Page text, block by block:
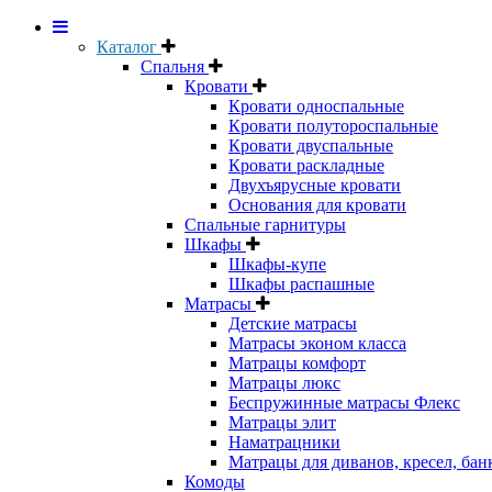
Каталог
Спальня
Кровати
Кровати односпальные
Кровати полутороспальные
Кровати двуспальные
Кровати раскладные
Двухъярусные кровати
Основания для кровати
Спальные гарнитуры
Шкафы
Шкафы-купе
Шкафы распашные
Матрасы
Детские матрасы
Матрасы эконом класса
Матрацы комфорт
Матрацы люкс
Беспружинные матрасы Флекс
Матрацы элит
Наматрацники
Матрацы для диванов, кресел,
Комоды